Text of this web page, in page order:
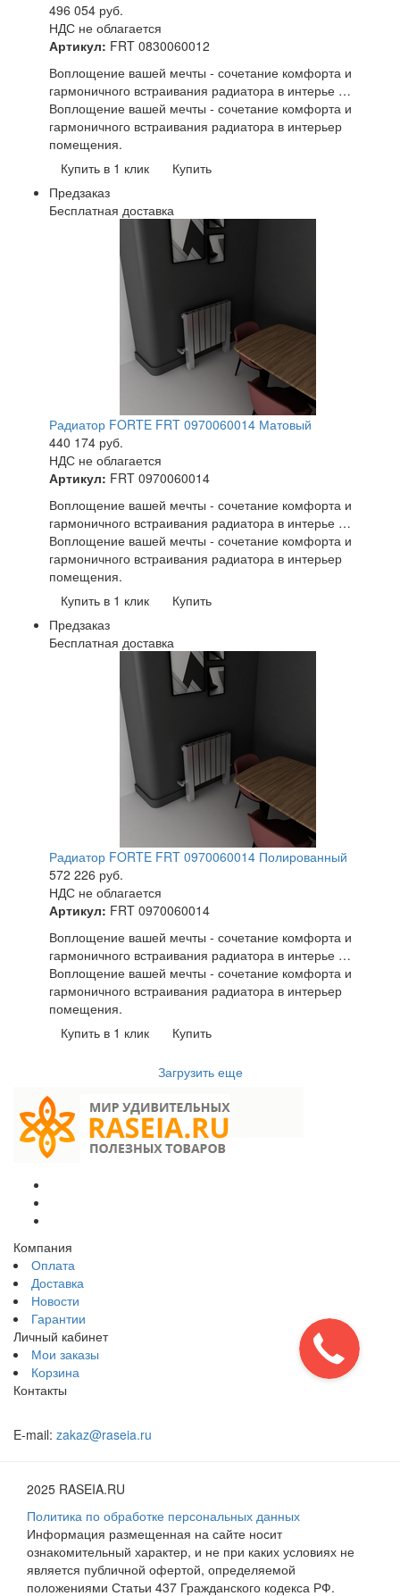
496 054 руб.
НДС не облагается
Артикул: FRT 0830060012
Воплощение вашей мечты - сочетание комфорта и
гармоничного встраивания радиатора в интерье …
Воплощение вашей мечты - сочетание комфорта и
гармоничного встраивания радиатора в интерьер
помещения.
Купить в 1 клик
Купить
Предзаказ
Бесплатная доставка
Радиатор FORTE FRT 0970060014 Матовый
440 174 руб.
НДС не облагается
Артикул: FRT 0970060014
Воплощение вашей мечты - сочетание комфорта и
гармоничного встраивания радиатора в интерье …
Воплощение вашей мечты - сочетание комфорта и
гармоничного встраивания радиатора в интерьер
помещения.
Купить в 1 клик
Купить
Предзаказ
Бесплатная доставка
Радиатор FORTE FRT 0970060014 Полированный
572 226 руб.
НДС не облагается
Артикул: FRT 0970060014
Воплощение вашей мечты - сочетание комфорта и
гармоничного встраивания радиатора в интерье …
Воплощение вашей мечты - сочетание комфорта и
гармоничного встраивания радиатора в интерьер
помещения.
Купить в 1 клик
Купить
Загрузить еще
Компания
Оплата
Доставка
Новости
Гарантии
Личный кабинет
Мои заказы
Корзина
Контакты
E-mail: zakaz@raseia.ru
2025 RASEIA.RU
Политика по обработке персональных данных
Информация размещенная на сайте носит
ознакомительный характер, и не при каких условиях не
является публичной офертой, определяемой
положениями Статьи 437 Гражданского кодекса РФ.